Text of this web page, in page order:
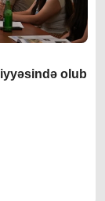
olub